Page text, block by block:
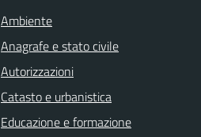
Ambiente
Anagrafe e stato civile
Autorizzazioni
Catasto e urbanistica
Educazione e formazione